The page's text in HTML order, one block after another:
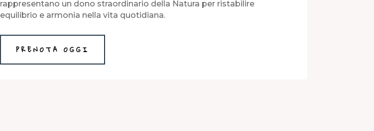
rappresentano un dono straordinario della Natura per ristabilire
equilibrio e armonia nella vita quotidiana.
PRENOTA OGGI